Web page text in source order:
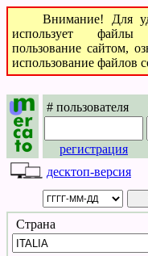
Внимание! Для
использует
пользование сайтом,
использование файлов
# пользователя
регистрация
десктоп-версия
Страна